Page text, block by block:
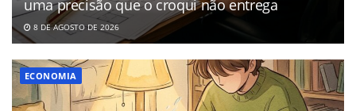
uma precisão que o croqui não entrega
8 DE AGOSTO DE 2026
ECONOMIA